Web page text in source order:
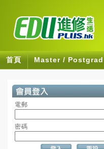
首頁 Master / Postgrad
電郵
密碼